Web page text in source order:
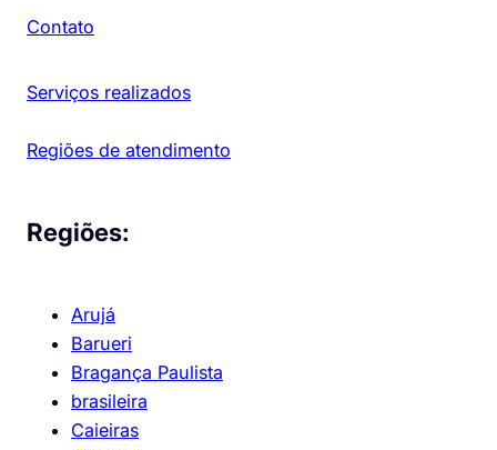
Contato
Serviços realizados
Regiões de atendimento
Regiões:
Arujá
Barueri
Bragança Paulista
brasileira
Caieiras